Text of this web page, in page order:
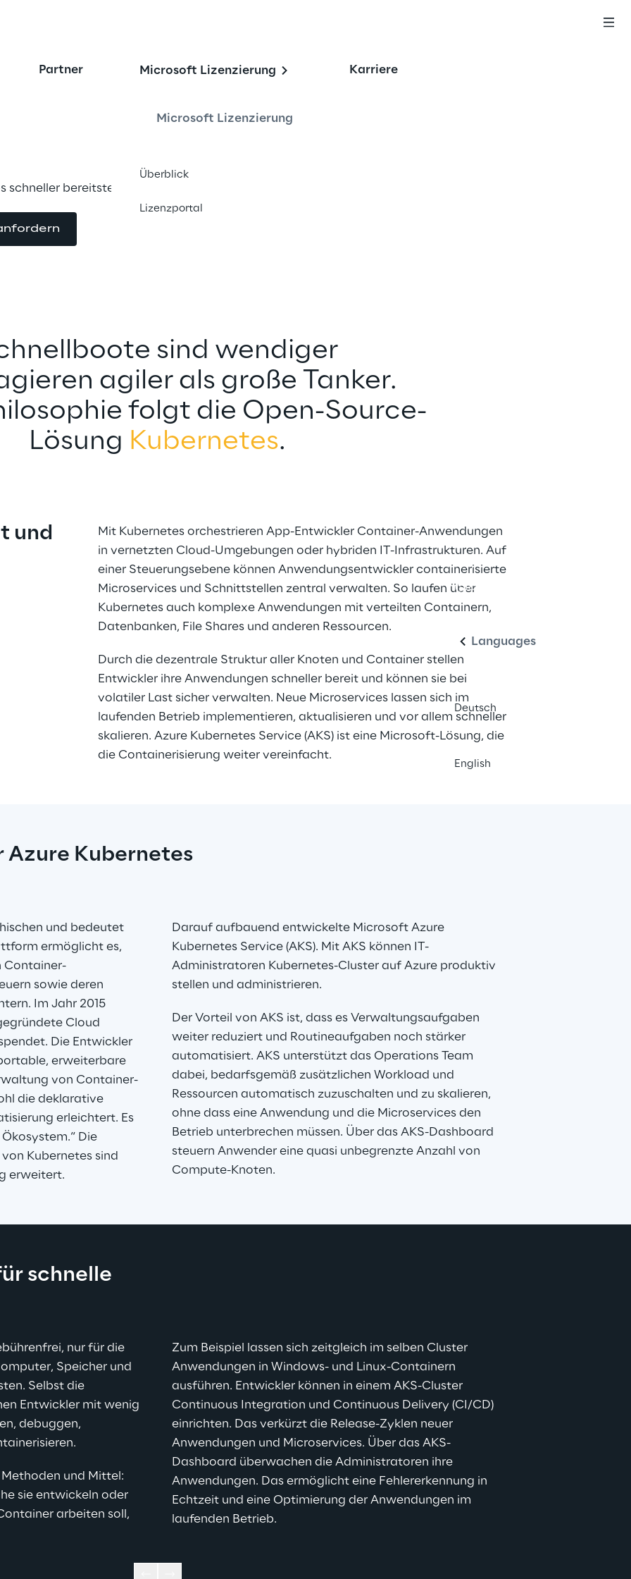
Partner Microsoft Lizenzierung
Microsoft Lizenzierung
Überblick
Lizenzportal
Karriere
Deutsch
Languages
Deutsch
English
Service (AKS) als
IT nutzen
schneller bereitstellen und skalieren
sind wendiger
agiler als große Tanker.
folgt die Open-Source-
Lösung Kubernetes.
und
Mit Kubernetes orchestrieren App-Entwickler Container-Anwendungen
in vernetzten Cloud-Umgebungen oder hybriden IT-Infrastrukturen. Auf
einer Steuerungsebene können Anwendungsentwickler containerisierte
Microservices und Schnittstellen zentral verwalten. So laufen über
Kubernetes auch komplexe Anwendungen mit verteilten Containern,
Datenbanken, File Shares und anderen Ressourcen.
Durch die dezentrale Struktur aller Knoten und Container stellen
Entwickler ihre Anwendungen schneller bereit und können sie bei
volatiler Last sicher verwalten. Neue Microservices lassen sich im
laufenden Betrieb implementieren, aktualisieren und vor allem schneller
skalieren. Azure Kubernetes Service (AKS) ist eine Microsoft-Lösung, die
die Containerisierung weiter vereinfacht.
Azure Kubernetes
und bedeutet
ermöglicht es,
Container-
sowie deren
Im Jahr 2015
Cloud
Die Entwickler
erweiterbare
von Container-
die deklarative
erleichtert. Es
Die
Kubernetes sind
erweitert.
Darauf aufbauend entwickelte Microsoft Azure
Kubernetes Service (AKS). Mit AKS können IT-
Administratoren Kubernetes-Cluster auf Azure produktiv
stellen und administrieren.
Der Vorteil von AKS ist, dass es Verwaltungsaufgaben
weiter reduziert und Routineaufgaben noch stärker
automatisiert. AKS unterstützt das Operations Team
dabei, bedarfsgemäß zusätzlichen Workload und
Ressourcen automatisch zuzuschalten und zu skalieren,
ohne dass eine Anwendung und die Microservices den
Betrieb unterbrechen müssen. Über das AKS-Dashboard
steuern Anwender eine quasi unbegrenzte Anzahl von
Compute-Knoten.
schnelle
nur für die
Speicher und
Selbst die
Entwickler mit wenig
debuggen,
und Mittel:
sie entwickeln oder
arbeiten soll,
Zum Beispiel lassen sich zeitgleich im selben Cluster
Anwendungen in Windows- und Linux-Containern
ausführen. Entwickler können in einem AKS-Cluster
Continuous Integration und Continuous Delivery (CI/CD)
einrichten. Das verkürzt die Release-Zyklen neuer
Anwendungen und Microservices. Über das AKS-
Dashboard überwachen die Administratoren ihre
Anwendungen. Das ermöglicht eine Fehlererkennung in
Echtzeit und eine Optimierung der Anwendungen im
laufenden Betrieb.